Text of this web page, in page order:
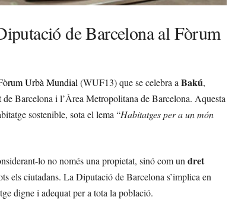
de Barcelona al Fòrum
Urbà Mundial(WUF13) que se celebra aBakú,
de Barcelona i l’Àrea Metropolitana de Barcelona. Aquesta
sostenible, sota el lema “Habitatges per a un món
lo no només una propietat, sinó com undret
els ciutadans. La Diputació de Barcelona s’implica en
digne i adequat per a tota la població.